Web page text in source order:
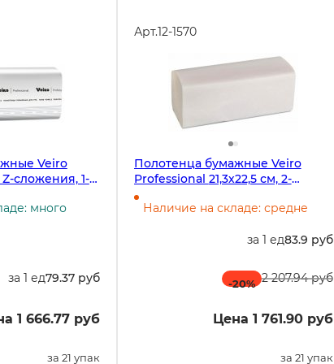
Veiro
сложения, 1-
см, 200
упаковка в
много
за 1 ед79.37 руб
1 666.77 руб
за 21 упак
Арт.12-1570
Полотенца бумажные Veiro
Professional 21,3х22,5 см, 2-
слойные, Z-сложения, 190
листов в упаковке, белые,
Наличие на складе: средне
за 1 ед83.9 руб
-20% 2 207.94 руб
Цена 1 761.90 руб
за 21 упак